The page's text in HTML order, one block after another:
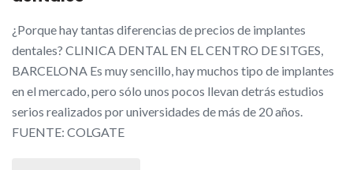
¿Porque hay tantas diferencias de precios de implantes
dentales? CLINICA DENTAL EN EL CENTRO DE SITGES,
BARCELONA Es muy sencillo, hay muchos tipo de implantes
en el mercado, pero sólo unos pocos llevan detrás estudios
serios realizados por universidades de más de 20 años.
FUENTE: COLGATE